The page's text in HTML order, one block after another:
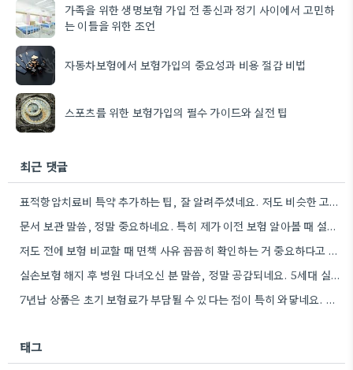
가족을 위한 생명보험 가입 전 종신과 정기 사이에서 고민하
는 이들을 위한 조언
자동차보험에서 보험가입의 중요성과 비용 절감 비법
스포츠를 위한 보험가입의 필수 가이드와 실전 팁
최근 댓글
표적항암치료비 특약 추가하는 팁, 잘 알려주셨네요. 저도 비슷한 고민했던 적이 있어서 유용하게 참고할 것 같습니다.
문서 보관 말씀, 정말 중요하네요. 특히 제가 이전 보험 알아볼 때 설명서 제대로 읽지 않고…
저도 전에 보험 비교할 때 면책 사유 꼼꼼히 확인하는 거 중요하다고 생각했어요. 특히 만기까지 보장되지…
실손보험 해지 후 병원 다녀오신 분 말씀, 정말 공감되네요. 5세대 실손으로 바꾸고 나서 갑자기 병원…
7년납 상품은 초기 보험료가 부담될 수 있다는 점이 특히 와닿네요. 제가 최근 투자할 때도 비슷한…
태그